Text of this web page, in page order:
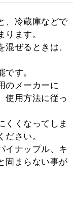
、冷蔵庫などで
ます。
ぜるときは、
す。
のメーカーに
使用方法に従っ
くくなってしま
さい。
イナップル、キ
固まらない事が